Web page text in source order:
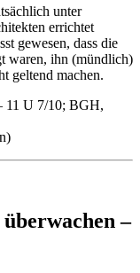
unter
errichtet
gewesen, dass die
waren, ihn (mündlich)
geltend machen.
11 U 7/10; BGH,
–